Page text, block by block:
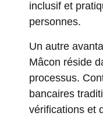
inclusif et
personnes.
Un autre
Mâcon réside
processus.
bancaires
vérifications et